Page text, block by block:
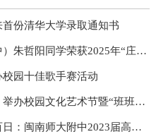
份清华大学录取通知书
祝贺！闽南师大附中（漳州二中）朱哲阳同学荣获2025年“庄采芳·庄重文奖学金"
园十佳歌手赛活动
闽南师范大学附中（漳州二中）举办校园文化艺术节暨“班班有歌声”比赛活动
十八征程立壮志，踔厉奋发战百日：闽南师大附中2023届高三成人礼暨高考百日誓师大会